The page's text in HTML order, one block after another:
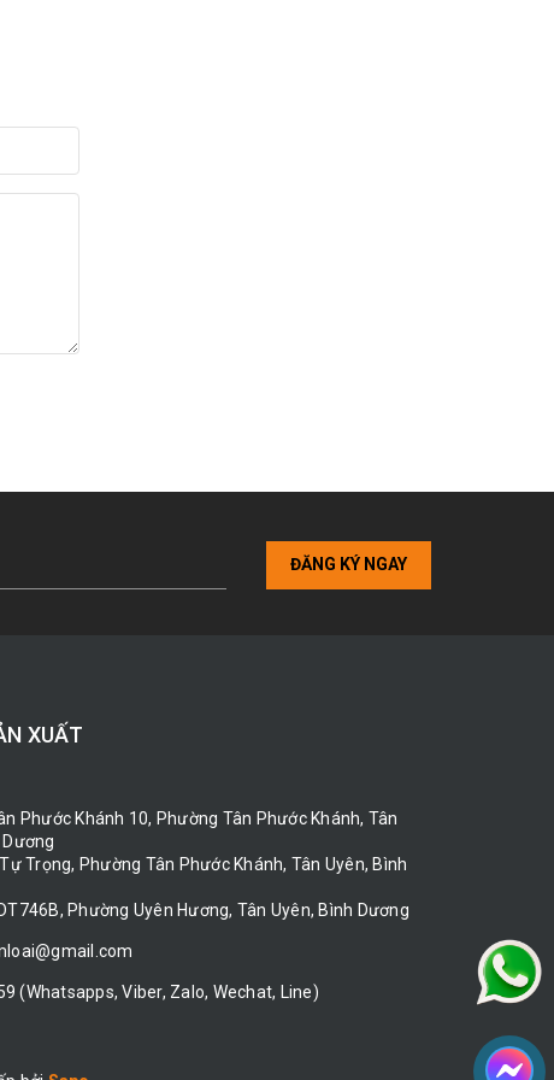
ĐĂNG KÝ NGAY
XUẤT
Phước Khánh 10, Phường Tân Phước Khánh, Tân
Trọng, Phường Tân Phước Khánh, Tân Uyên, Bình
Phường Uyên Hương, Tân Uyên, Bình Dương
(Whatsapps, Viber, Zalo, Wechat, Line)